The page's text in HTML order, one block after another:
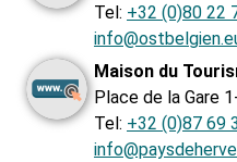
Tel: +32 (0)80 22
Maison du
Place de la Gare
Tel: +32 (0)87 69